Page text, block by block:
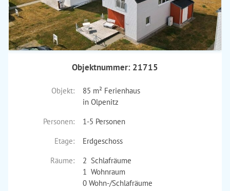
Objektnummer: 21715
Objekt:
85 m² Ferienhaus
in Olpenitz
Personen:
1-5 Personen
Etage:
Erdgeschoss
Räume:
2 Schlafräume
1 Wohnraum
0 Wohn-/Schlafräume